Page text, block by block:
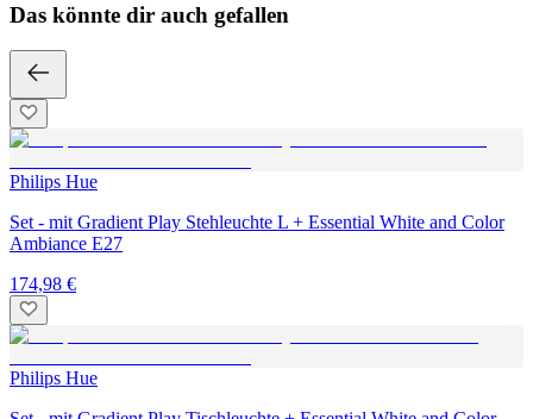
Das könnte dir auch gefallen
Philips Hue
Set - mit Gradient Play Stehleuchte L + Essential White and Color
Ambiance E27
174,98 €
Philips Hue